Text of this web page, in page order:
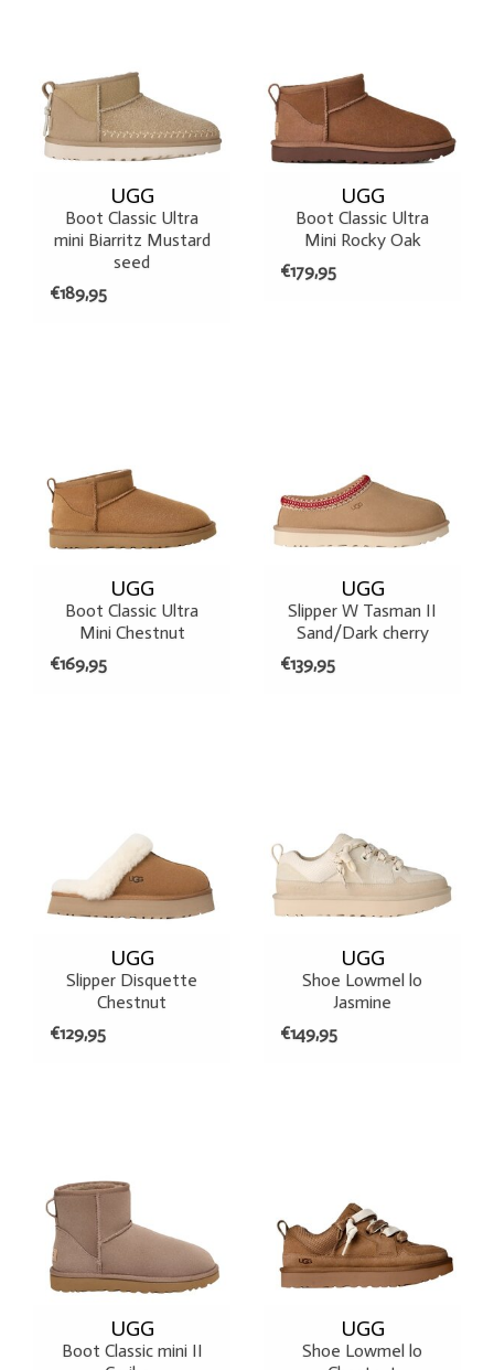
UGG
Boot Classic Ultra
mini Biarritz Mustard
seed
€189,95
UGG
Boot Classic Ultra
Mini Rocky Oak
€179,95
UGG
Boot Classic Ultra
Mini Chestnut
€169,95
UGG
Slipper W Tasman II
Sand/Dark cherry
€139,95
UGG
Slipper Disquette
Chestnut
€129,95
UGG
Shoe Lowmel lo
Jasmine
€149,95
UGG
Boot Classic mini II
UGG
Shoe Lowmel lo